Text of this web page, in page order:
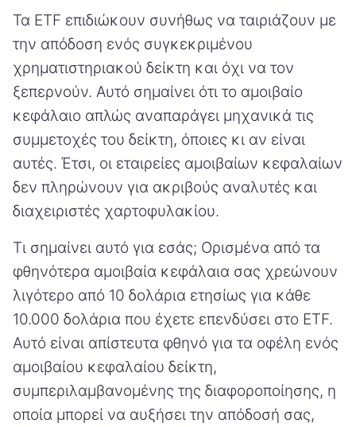
Τα ETF επιδιώκουν συνήθως να ταιριάζουν με
την απόδοση ενός συγκεκριμένου
χρηματιστηριακού δείκτη και όχι να τον
ξεπερνούν. Αυτό σημαίνει ότι το αμοιβαίο
κεφάλαιο απλώς αναπαράγει μηχανικά τις
συμμετοχές του δείκτη, όποιες κι αν είναι
αυτές. Έτσι, οι εταιρείες αμοιβαίων κεφαλαίων
δεν πληρώνουν για ακριβούς αναλυτές και
διαχειριστές χαρτοφυλακίου.
Τι σημαίνει αυτό για εσάς; Ορισμένα από τα
φθηνότερα αμοιβαία κεφάλαια σας χρεώνουν
λιγότερο από 10 δολάρια ετησίως για κάθε
10.000 δολάρια που έχετε επενδύσει στο ETF.
Αυτό είναι απίστευτα φθηνό για τα οφέλη ενός
αμοιβαίου κεφαλαίου δείκτη,
συμπεριλαμβανομένης της διαφοροποίησης, η
οποία μπορεί να αυξήσει την απόδοσή σας,